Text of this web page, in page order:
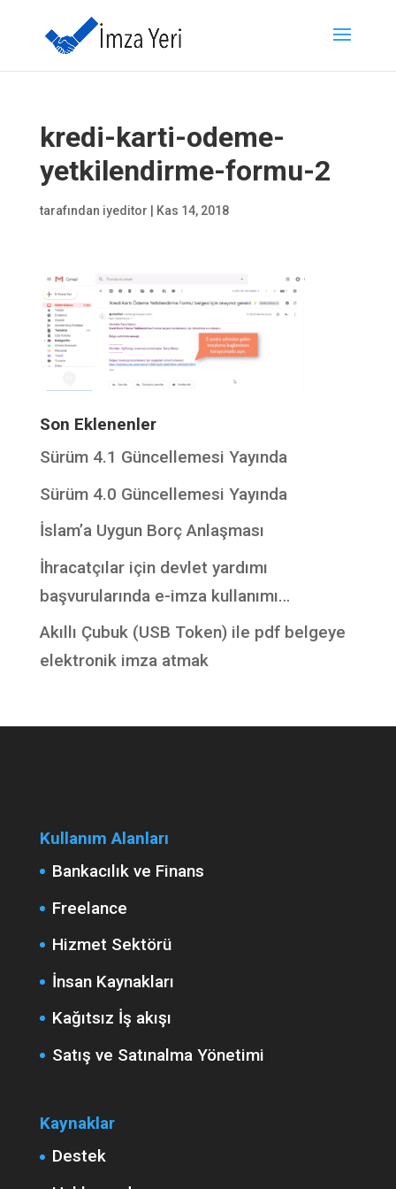
kredi-karti-odeme-
yetkilendirme-formu-2
tarafından iyeditor Kas 14, 2018
Son Eklenenler
Sürüm 4.1 Güncellemesi Yayında
Sürüm 4.0 Güncellemesi Yayında
İslam’a Uygun Borç Anlaşması
İhracatçılar için devlet yardımı
başvurularında e-imza kullanımı…
Akıllı Çubuk (USB Token) ile pdf belgeye
elektronik imza atmak
Kullanım Alanları
Bankacılık ve Finans
Freelance
Hizmet Sektörü
İnsan Kaynakları
Kağıtsız İş akışı
Satış ve Satınalma Yönetimi
Kaynaklar
Destek